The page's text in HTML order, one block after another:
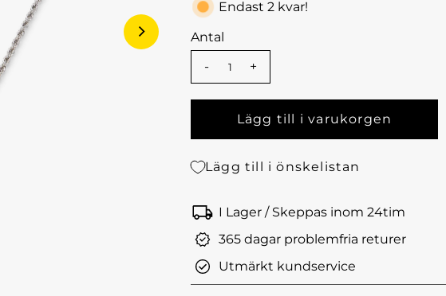
Endast 2 kvar!
Antal
-
+
Lägg till i önskelistan
I Lager / Skeppas inom 24tim
365 dagar problemfria returer
Utmärkt kundservice